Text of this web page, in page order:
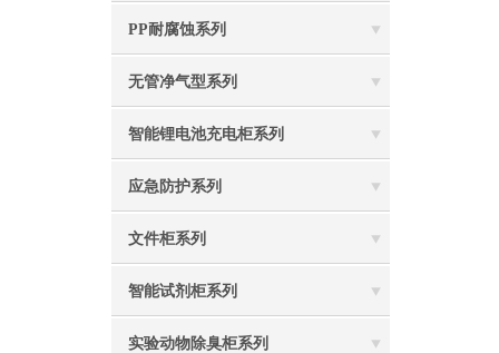
PP耐腐蚀系列
无管净气型系列
智能锂电池充电柜系列
应急防护系列
文件柜系列
智能试剂柜系列
实验动物除臭柜系列